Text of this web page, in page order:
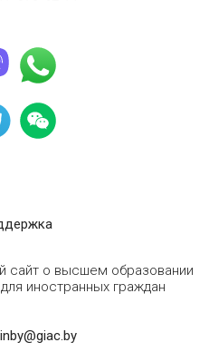
сайт о высшем образовании
иностранных граждан